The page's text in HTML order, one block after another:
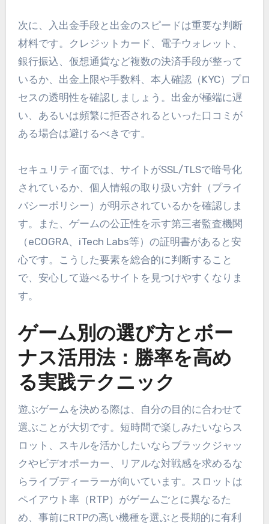
次に、入出金手段と出金のスピードは重要な判断
材料です。クレジットカード、電子ウォレット、
銀行振込、仮想通貨など複数の決済手段が整って
いるか、出金上限や手数料、本人確認（KYC）プロ
セスの透明性を確認しましょう。出金が極端に遅
い、あるいは頻繁に拒否されるといった口コミが
ある場合は避けるべきです。
セキュリティ面では、サイトがSSL/TLSで暗号化
されているか、個人情報の取り扱い方針（プライ
バシーポリシー）が明示されているかを確認しま
す。また、ゲームの公正性を示す第三者監査機関
（eCOGRA、iTech Labs等）の証明書があると安
心です。こうした要素を総合的に判断すること
で、安心して遊べるサイトを見つけやすくなりま
す。
ゲーム別の選び方とボー
ナス活用法：勝率を高め
る実践テクニック
遊ぶゲームを決める際は、自分の目的に合わせて
選ぶことが大切です。短時間で楽しみたいならス
ロット、スキルを活かしたいならブラックジャッ
クやビデオポーカー、リアルな対戦感を求めるな
らライブディーラーが向いています。スロットは
ペイアウト率（RTP）がゲームごとに異なるた
め、事前にRTPの高い機種を選ぶと長期的に有利